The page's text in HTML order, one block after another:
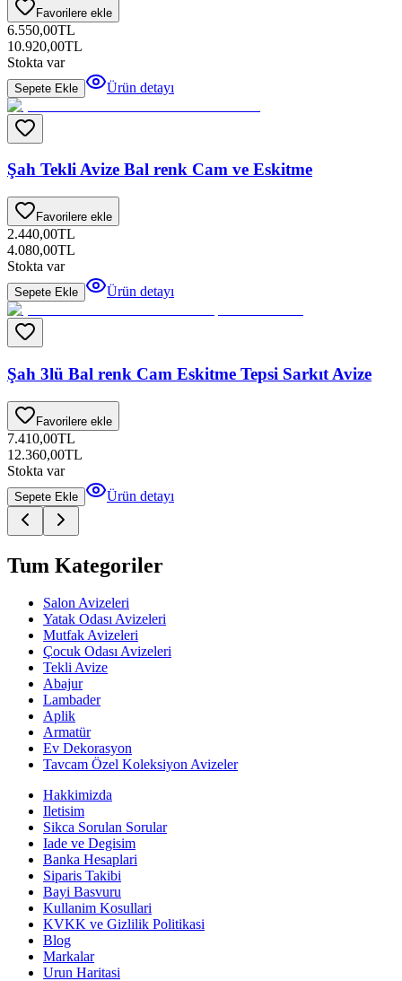
Favorilere ekle
6.550,00TL
10.920,00TL
Stokta var
Sepete Ekle Ürün detayı
Şah Tekli Avize Bal renk Cam ve Eskitme
Favorilere ekle
2.440,00TL
4.080,00TL
Stokta var
Sepete Ekle Ürün detayı
Şah 3lü Bal renk Cam Eskitme Tepsi Sarkıt Avize
Favorilere ekle
7.410,00TL
12.360,00TL
Stokta var
Sepete Ekle Ürün detayı
Tum Kategoriler
Salon Avizeleri
Yatak Odası Avizeleri
Mutfak Avizeleri
Çocuk Odası Avizeleri
Tekli Avize
Abajur
Lambader
Aplik
Armatür
Ev Dekorasyon
Tavcam Özel Koleksiyon Avizeler
Hakkimizda
Iletisim
Sikca Sorulan Sorular
Iade ve Degisim
Banka Hesaplari
Siparis Takibi
Bayi Basvuru
Kullanim Kosullari
KVKK ve Gizlilik Politikasi
Blog
Markalar
Urun Haritasi